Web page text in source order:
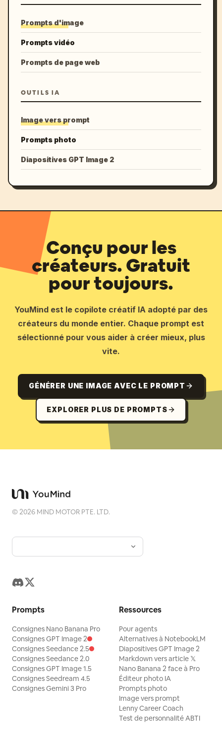
Prompts d'image
Prompts vidéo
Prompts de page web
OUTILS IA
Image vers prompt
Prompts photo
Diapositives GPT Image 2
Conçu pour les
créateurs. Gratuit
pour toujours.
YouMind est le copilote créatif IA adopté par des
créateurs du monde entier. Chaque prompt est
sélectionné pour vous aider à créer mieux, plus
vite.
GÉNÉRER UNE IMAGE AVEC LE PROMPT
EXPLORER PLUS DE PROMPTS
©2026 MIND MOTOR PTE. LTD.
Prompts
Consignes Nano Banana Pro
Consignes GPT Image 2
Consignes Seedance 2.5
Consignes Seedance 2.0
Consignes GPT Image 1.5
Consignes Seedream 4.5
Consignes Gemini 3 Pro
Ressources
Pour agents
Alternatives à NotebookLM
Diapositives GPT Image 2
Markdown vers article 𝕏
Nano Banana 2 face à Pro
Éditeur photo IA
Prompts photo
Image vers prompt
Lenny Career Coach
Test de personnalité ABTI